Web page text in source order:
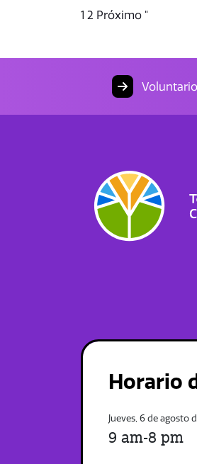
1 2 Próximo "
Voluntario
Horario
Jueves, 6 de agosto
9 am-8 pm